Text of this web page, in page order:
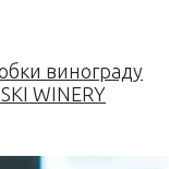
винограду
WINERY